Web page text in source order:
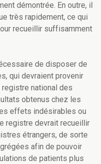
démontrée. En outre, il
très rapidement, ce qui
recueillir suffisamment
de disposer de
qui devraient provenir
national des
obtenus chez les
effets indésirables ou
registre devrait recueillir
étrangers, de sorte
afin de pouvoir
de patients plus